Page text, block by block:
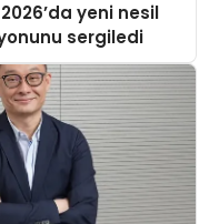
yeni nesil
sergiledi